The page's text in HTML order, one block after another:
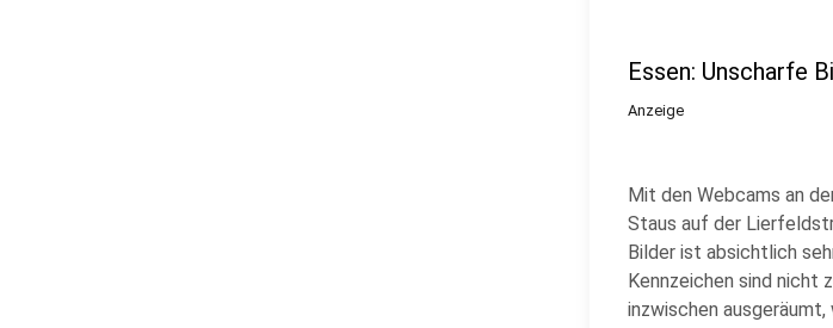
Essen: Unscharfe
Anzeige
Mit den Webcams an
Staus auf der
Bilder ist absichtlich
Kennzeichen sind nicht
inzwischen